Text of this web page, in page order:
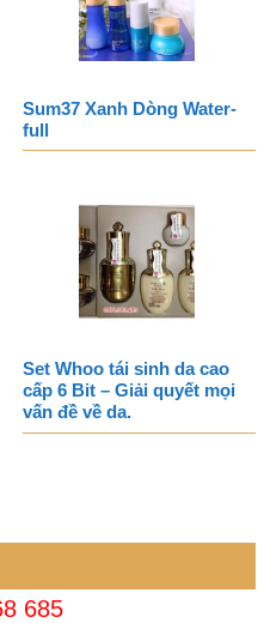
Sum37 Xanh Dòng Water-
full
Set Whoo tái sinh da cao
cấp 6 Bit – Giải quyết mọi
vấn đề về da.
685